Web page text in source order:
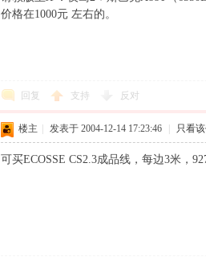
价格在1000元 左右的。
回复 支持 反对
楼主 发表于 2004-12-14 17:23:46 只看
可买ECOSSE CS2.3成品线，每边3米，